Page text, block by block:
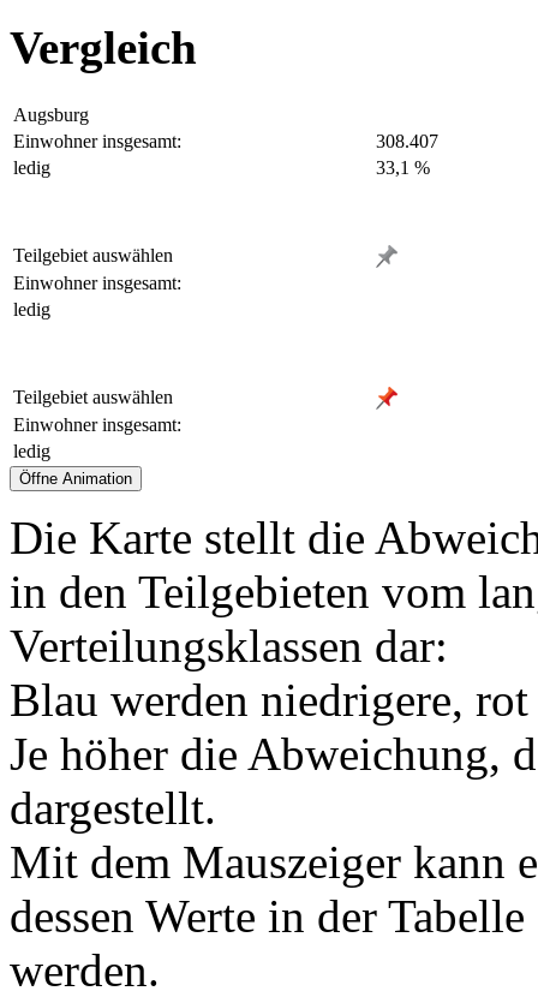
Vergleich
Augsburg
Einwohner insgesamt:
308.407
ledig
33,1 %
Teilgebiet auswählen
Einwohner insgesamt:
ledig
Teilgebiet auswählen
Einwohner insgesamt:
ledig
Die Karte stellt die
in den Teilgebieten vom
Verteilungsklassen dar:
Blau werden niedrigere,
Je höher die Abweichung,
dargestellt.
Mit dem Mauszeiger kann
dessen Werte in der
werden.